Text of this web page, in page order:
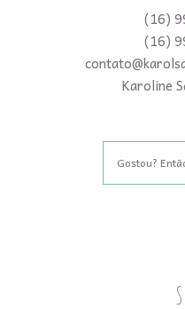
(16)
(16)
Karoline
Gostou?